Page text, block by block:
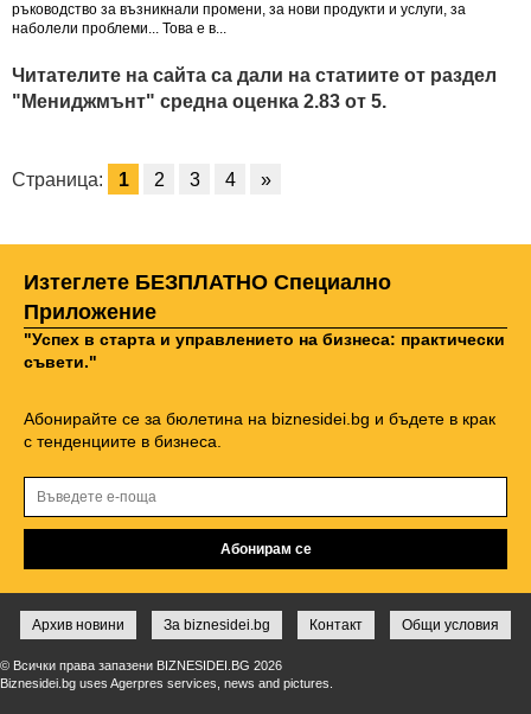
ръководство за възникнали промени, за нови продукти и услуги, за
наболели проблеми... Това е в...
Читателите на сайта са дали на статиите от раздел
"Мениджмънт" средна оценка 2.83 от 5.
Страница: 1 2 3 4 »
Изтеглете БЕЗПЛАТНО Специално
Приложение
"Успех в старта и управлението на бизнеса: практически
съвети."
Абонирайте се за бюлетина на biznesidei.bg и бъдете в крак
с тенденциите в бизнеса.
Архив новини За biznesidei.bg Контакт Общи условия
© Всички права запазени BIZNESIDEI.BG 2026
Biznesidei.bg uses Agerpres services, news and pictures.